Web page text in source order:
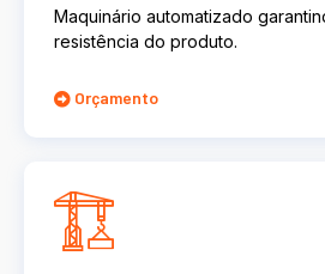
Maquinário automatizado
resistência do produto.
Orçamento